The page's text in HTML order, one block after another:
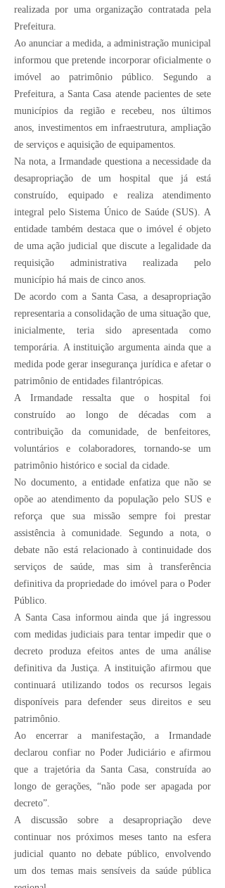
realizada por uma organização contratada pela
Prefeitura.
Ao anunciar a medida, a administração municipal
informou que pretende incorporar oficialmente o
imóvel ao patrimônio público. Segundo a
Prefeitura, a Santa Casa atende pacientes de sete
municípios da região e recebeu, nos últimos
anos, investimentos em infraestrutura, ampliação
de serviços e aquisição de equipamentos.
Na nota, a Irmandade questiona a necessidade da
desapropriação de um hospital que já está
construído, equipado e realiza atendimento
integral pelo Sistema Único de Saúde (SUS). A
entidade também destaca que o imóvel é objeto
de uma ação judicial que discute a legalidade da
requisição administrativa realizada pelo
município há mais de cinco anos.
De acordo com a Santa Casa, a desapropriação
representaria a consolidação de uma situação que,
inicialmente, teria sido apresentada como
temporária. A instituição argumenta ainda que a
medida pode gerar insegurança jurídica e afetar o
patrimônio de entidades filantrópicas.
A Irmandade ressalta que o hospital foi
construído ao longo de décadas com a
contribuição da comunidade, de benfeitores,
voluntários e colaboradores, tornando-se um
patrimônio histórico e social da cidade.
No documento, a entidade enfatiza que não se
opõe ao atendimento da população pelo SUS e
reforça que sua missão sempre foi prestar
assistência à comunidade. Segundo a nota, o
debate não está relacionado à continuidade dos
serviços de saúde, mas sim à transferência
definitiva da propriedade do imóvel para o Poder
Público.
A Santa Casa informou ainda que já ingressou
com medidas judiciais para tentar impedir que o
decreto produza efeitos antes de uma análise
definitiva da Justiça. A instituição afirmou que
continuará utilizando todos os recursos legais
disponíveis para defender seus direitos e seu
patrimônio.
Ao encerrar a manifestação, a Irmandade
declarou confiar no Poder Judiciário e afirmou
que a trajetória da Santa Casa, construída ao
longo de gerações, “não pode ser apagada por
decreto”.
A discussão sobre a desapropriação deve
continuar nos próximos meses tanto na esfera
judicial quanto no debate público, envolvendo
um dos temas mais sensíveis da saúde pública